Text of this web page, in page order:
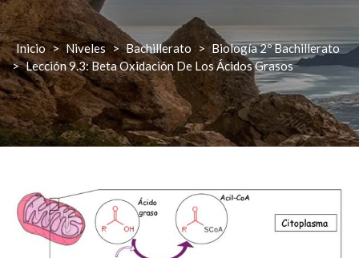
Inicio > Niveles > Bachillerato > Biología 2º Bachillerato
> Lección 9.3: Beta Oxidación De Los Ácidos Grasos